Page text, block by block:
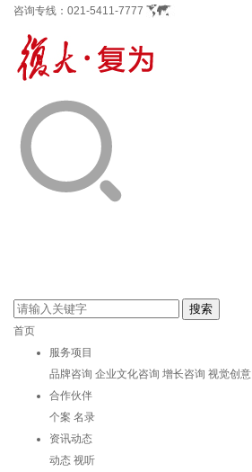
咨询专线： 021-5411-7777
首页
服务项目
品牌咨询 企业文化咨询 增长咨询 视觉创意
合作伙伴
个案 名录
资讯动态
动态 视听